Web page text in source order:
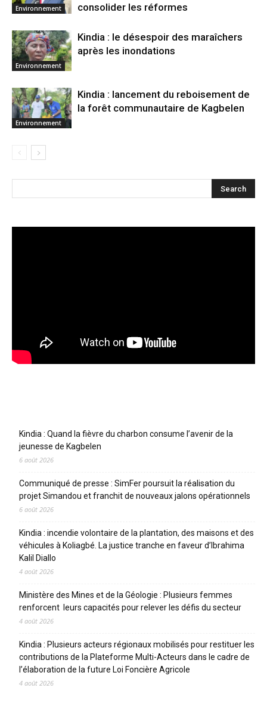
Environnement
consolider les réformes
Environnement
Kindia : le désespoir des maraîchers
après les inondations
Environnement
Kindia : lancement du reboisement de
la forêt communautaire de Kagbelen
Kindia : Quand la fièvre du charbon consume l’avenir de la
jeunesse de Kagbelen
6 août 2026
Communiqué de presse : SimFer poursuit la réalisation du
projet Simandou et franchit de nouveaux jalons opérationnels
6 août 2026
Kindia : incendie volontaire de la plantation, des maisons et des
véhicules à Koliagbé. La justice tranche en faveur d’Ibrahima
Kalil Diallo
4 août 2026
Ministère des Mines et de la Géologie : Plusieurs femmes
renforcent leurs capacités pour relever les défis du secteur
4 août 2026
Kindia : Plusieurs acteurs régionaux mobilisés pour restituer les
contributions de la Plateforme Multi-Acteurs dans le cadre de
l’élaboration de la future Loi Foncière Agricole
4 août 2026